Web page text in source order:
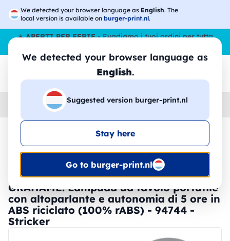
We detected your browser language as English. The
local version is available on burger-print.nl.
We detected your browser language as
English.
Suggested version burger-print.nl
Stay here
Go to burger-print.nl
☀️APERTI PER FERIE- Evadiamo i tuoi ordini per tutta
Accessori › Tecnologia
🔥 -30% Stampa DTF
GRAHAME. Lampada da tavolo portatile
con altoparlante e autonomia di 5 ore in
ABS riciclato (100% rABS) - 94744 -
Stricker